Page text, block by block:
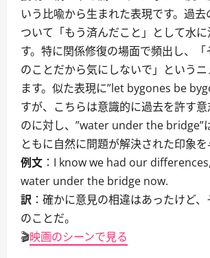
いう比喩から生まれた表現です。過
ついて「もう済んだこと」として水
す。特に関係修復の場面で頻出し、
のことだから気にしないで」という
ます。似た表現に”let bygones be
すが、こちらは意識的に過去を許す
のに対し、”water under the bridge”
ともに自然に問題が解決された印象を
例文 ：I know we had our
water under the bridge now.
訳 ：確かに意見の相違はあったけど
のことだ。
🎬映画のシーンで見る